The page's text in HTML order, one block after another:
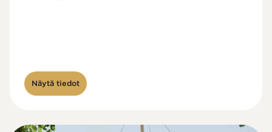
Näytä tiedot